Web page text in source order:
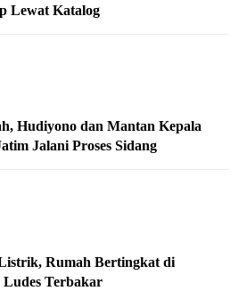
Lewat Katalog
Hudiyono dan Mantan Kepala
Jalani Proses Sidang
Rumah Bertingkat di
Ludes Terbakar